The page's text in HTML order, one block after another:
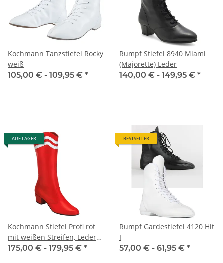
Kochmann Tanzstiefel Rocky
weiß
105,00 € - 109,95 € *
Rumpf Stiefel 8940 Miami
(Majorette) Leder
140,00 € - 149,95 € *
AUF LAGER
Kochmann Stiefel Profi rot
mit weißen Streifen, Leder
(Modell 06)
175,00 € - 179,95 € *
BESTSELLER
Rumpf Gardestiefel 4120 Hit
I
57,00 € - 61,95 € *